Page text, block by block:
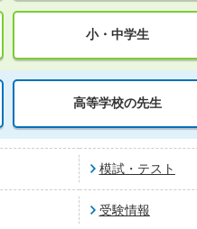
小・中学生
高等学校の先生
模試・テスト
受験情報